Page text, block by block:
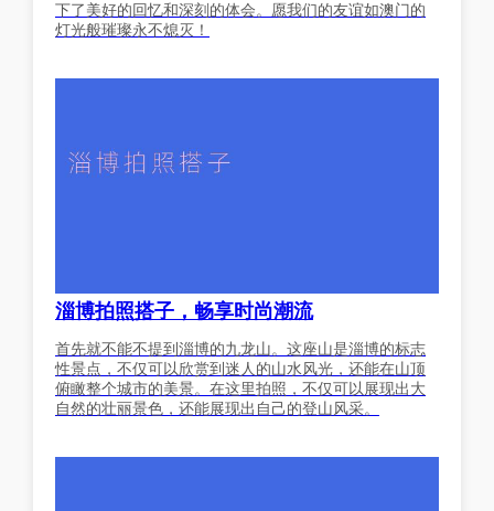
下了美好的回忆和深刻的体会。愿我们的友谊如澳门的
灯光般璀璨永不熄灭！
淄博拍照搭子，畅享时尚潮流
首先就不能不提到淄博的九龙山。这座山是淄博的标志
性景点，不仅可以欣赏到迷人的山水风光，还能在山顶
俯瞰整个城市的美景。在这里拍照，不仅可以展现出大
自然的壮丽景色，还能展现出自己的登山风采。